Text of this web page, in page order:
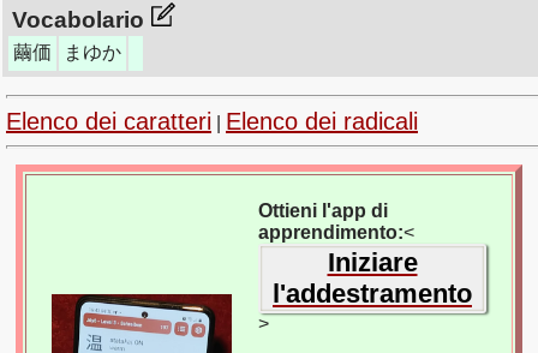
Vocabolario
繭価 まゆか
Elenco dei caratteri Elenco dei radicali
Ottieni l'app di
apprendimento:<
Iniziare
l'addestramento
>